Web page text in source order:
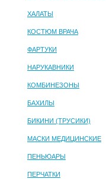
ХАЛАТЫ
КОСТЮМ ВРАЧА
ФАРТУКИ
НАРУКАВНИКИ
КОМБИНЕЗОНЫ
БАХИЛЫ
БИКИНИ (ТРУСИКИ)
МАСКИ МЕДИЦИНСКИЕ
ПЕНЬЮАРЫ
ПЕРЧАТКИ